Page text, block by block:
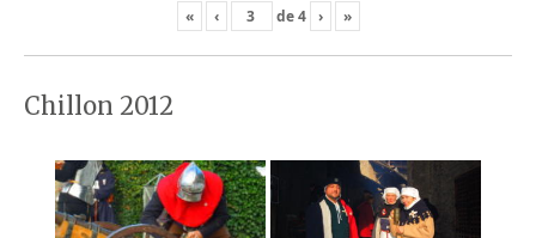
« ‹ de4 › »
Chillon 2012